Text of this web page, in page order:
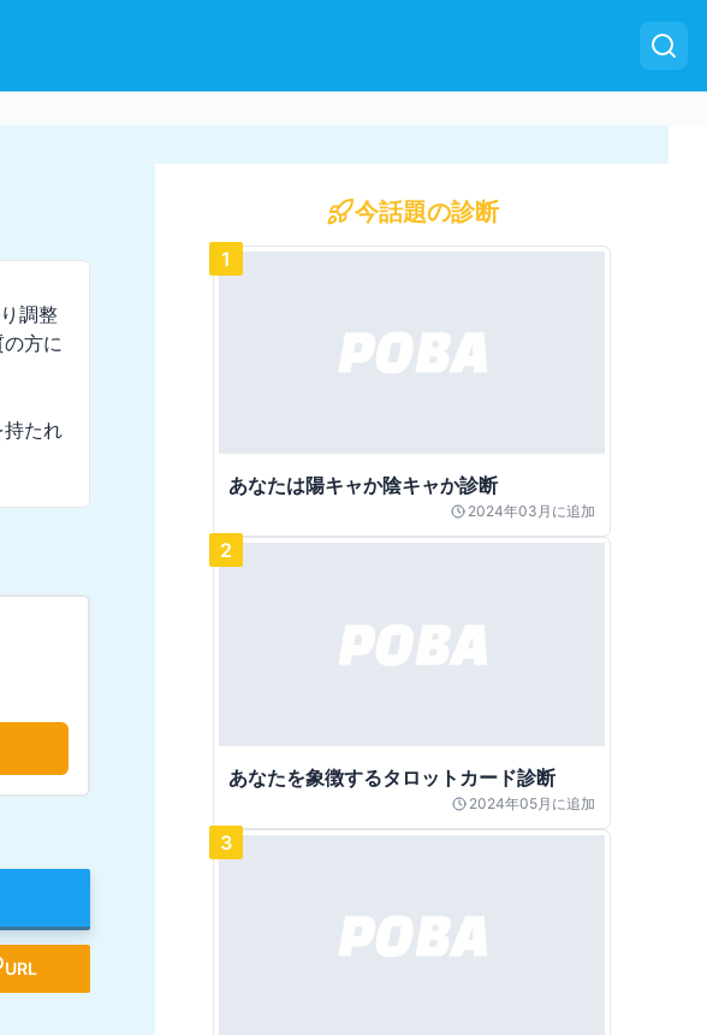
調整
方に
たれ
URL
今話題の診断
1
あなたは陽キャか陰キャか診断
2024年03月 に追加
2
あなたを象徴するタロットカード診断
2024年05月 に追加
3